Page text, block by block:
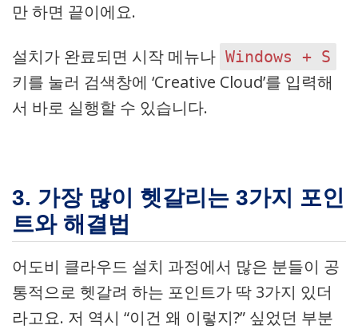
만 하면 끝이에요.
설치가 완료되면 시작 메뉴나 Windows + S
키를 눌러 검색창에 ‘Creative Cloud’를 입력해
서 바로 실행할 수 있습니다.
3. 가장 많이 헷갈리는 3가지 포인
트와 해결법
어도비 클라우드 설치 과정에서 많은 분들이 공
통적으로 헷갈려 하는 포인트가 딱 3가지 있더
라고요. 저 역시 “이건 왜 이렇지?” 싶었던 부분